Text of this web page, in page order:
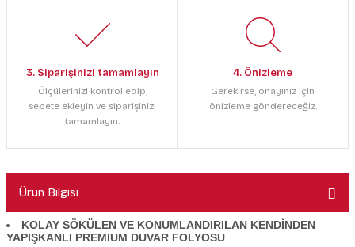
3. Siparişinizi tamamlayın
Ölçülerinizi kontrol edip,
sepete ekleyin ve siparişinizi
tamamlayın.
4. Önizleme
Gerekirse, onayınız için
önizleme göndereceğiz.
Ürün Bilgisi
KOLAY SÖKÜLEN VE KONUMLANDIRILAN KENDİNDEN
YAPIŞKANLI PREMIUM DUVAR FOLYOSU